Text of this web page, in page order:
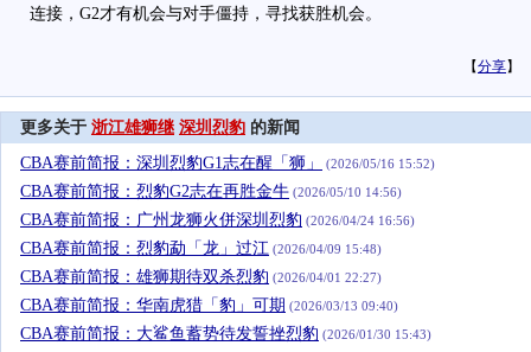
连接，G2才有机会与对手僵持，寻找获胜机会。
【分享】
更多关于 浙江雄狮继 深圳烈豹 的新闻
CBA赛前简报：深圳烈豹G1志在醒「狮」
(2026/05/16 15:52)
CBA赛前简报：烈豹G2志在再胜金牛 (2026/05/10 14:56)
CBA赛前简报：广州龙狮火併深圳烈豹 (2026/04/24 16:56)
CBA赛前简报：烈豹勐「龙」过江 (2026/04/09 15:48)
CBA赛前简报：雄狮期待双杀烈豹 (2026/04/01 22:27)
CBA赛前简报：华南虎猎「豹」可期 (2026/03/13 09:40)
CBA赛前简报：大鲨鱼蓄势待发誓挫烈豹 (2026/01/30 15:43)